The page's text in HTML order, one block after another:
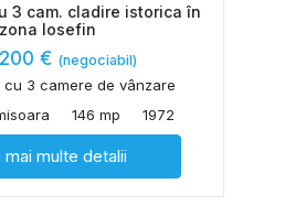
3 cam. cladire istorica în
zona Iosefin
€ (negociabil)
cu 3 camere de vânzare
146 mp 1972
mai multe detalii